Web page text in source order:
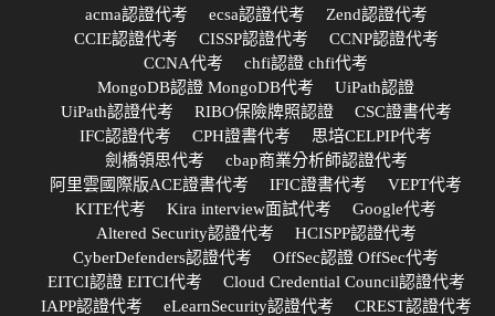
acma認證代考
ecsa認證代考
Zend認證代考
CCIE認證代考
CISSP認證代考
CCNP認證代考
CCNA代考
chfi認證 chfi代考
MongoDB認證 MongoDB代考
UiPath認證
UiPath認證代考
RIBO保險牌照認證
CSC證書代考
IFC認證代考
CPH證書代考
思培CELPIP代考
劍橋領思代考
cbap商業分析師認證代考
阿里雲國際版ACE證書代考
IFIC證書代考
VEPT代考
KITE代考
Kira interview面試代考
Google代考
Altered Security認證代考
HCISPP認證代考
CyberDefenders認證代考
OffSec認證 OffSec代考
EITCI認證 EITCI代考
Cloud Credential Council認證代考
IAPP認證代考
eLearnSecurity認證代考
CREST認證代考